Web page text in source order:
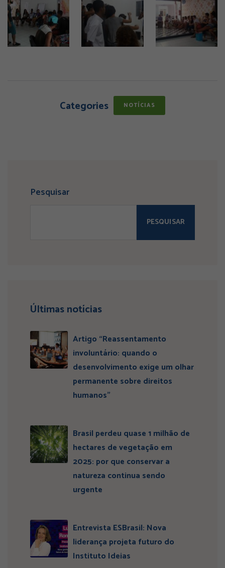
Categories NOTÍCIAS
Pesquisar
PESQUISAR
Últimas notícias
Artigo “Reassentamento
involuntário: quando o
desenvolvimento exige um olhar
permanente sobre direitos
humanos”
Brasil perdeu quase 1 milhão de
hectares de vegetação em
2025: por que conservar a
natureza continua sendo
urgente
Entrevista ESBrasil: Nova
liderança projeta futuro do
Instituto Ideias